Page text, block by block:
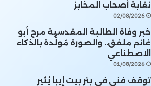
نقابة أصحاب المخابز
02/08/2026
خبر وفاة الطالبة المقدسية مرح أبو
غانم ملفق.. والصورة مُولَّدة بالذكاء
الاصطناعي
01/08/2026
توقف فني في بئر بيت إيبا يُثير